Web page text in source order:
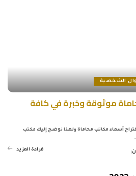
الشخصية
موثوقة وخبرة في كافة
أسماء مكاتب محاماة ولهذا نوضح إليك مكتب
قراءة المزيد